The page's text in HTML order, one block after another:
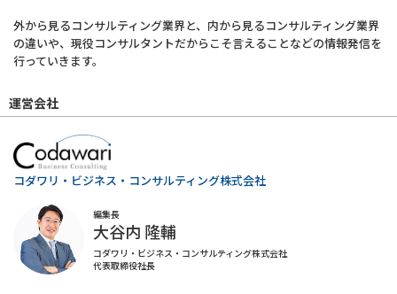
外から見るコンサルティング業界と、内から見るコンサルティング業界
の違いや、現役コンサルタントだからこそ言えることなどの情報発信を
行っていきます。
運営会社
コダワリ・ビジネス・コンサルティング株式会社
編集長
大谷内 隆輔
コダワリ・ビジネス・コンサルティング株式会社
代表取締役社長